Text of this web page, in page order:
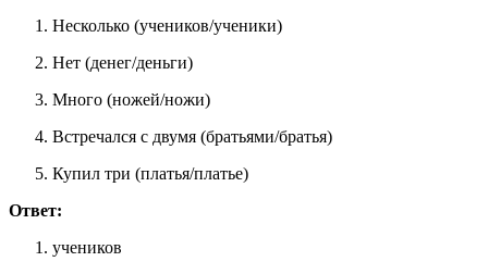
Несколько (учеников/ученики)
Нет (денег/деньги)
Много (ножей/ножи)
Встречался с двумя (братьями/братья)
Купил три (платья/платье)
Ответ:
учеников